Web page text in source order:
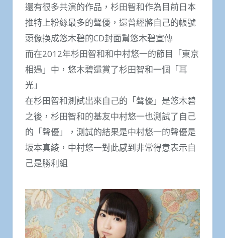
還有很多共演的作品，杉田智和作為目前日本
推特上粉絲最多的聲優，還曾經將自己的帳號
頭像換成悠木碧的CD封面幫悠木碧宣傳
而在2012年杉田智和和中村悠一的節目「東京
相遇」中，悠木碧還賞了杉田智和一個「耳
光」
在杉田智和測試出來自己的「聲優」是悠木碧
之後，杉田智和的基友中村悠一也測試了自己
的「聲優」，測試的結果是中村悠一的聲優是
坂本真綾，中村悠一對此感到非常得意表示自
己是勝利組